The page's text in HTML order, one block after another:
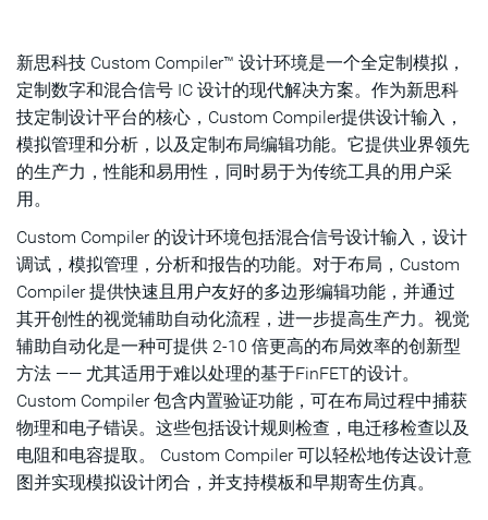
新思科技 Custom Compiler™ 设计环境是一个全定制模拟，
定制数字和混合信号 IC 设计的现代解决方案。作为新思科
技定制设计平台的核心，Custom Compiler提供设计输入，
模拟管理和分析，以及定制布局编辑功能。它提供业界领先
的生产力，性能和易用性，同时易于为传统工具的用户采
用。
Custom Compiler 的设计环境包括混合信号设计输入，设计
调试，模拟管理，分析和报告的功能。对于布局，Custom
Compiler 提供快速且用户友好的多边形编辑功能，并通过
其开创性的视觉辅助自动化流程，进一步提高生产力。视觉
辅助自动化是一种可提供 2-10 倍更高的布局效率的创新型
方法 —— 尤其适用于难以处理的基于FinFET的设计。
Custom Compiler 包含内置验证功能，可在布局过程中捕获
物理和电子错误。这些包括设计规则检查，电迁移检查以及
电阻和电容提取。 Custom Compiler 可以轻松地传达设计意
图并实现模拟设计闭合，并支持模板和早期寄生仿真。